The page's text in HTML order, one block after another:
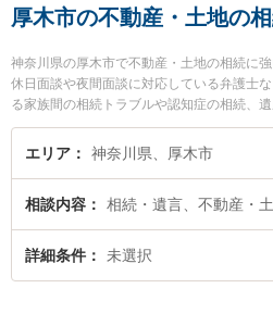
厚木市の不動産・土地の
神奈川県の厚木市で不動産・土地の相続に
休日面談や夜間面談に対応している弁護士
る家族間の相続トラブルや認知症の相続、
み検索もでき便利です。特に相州法律事務
事務所の白鳥 佑記弁護士、AYU総合法律事
動産・土地の相続のトラブル解決の実績豊
『初回相談無料で不動産・土地の相続を法
談予約したい』などでお困りの相談者さんに
エリア 神奈川県、厚木市
相談内容 相続・遺言、不動産・
詳細条件 未選択